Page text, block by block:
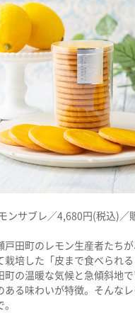
ンサブレ／4,680円(税込)／
戸田町のレモン生産者たち
栽培した「皮まで食べられ
町の温暖な気候と急傾斜地
ある味わいが特徴。そんな